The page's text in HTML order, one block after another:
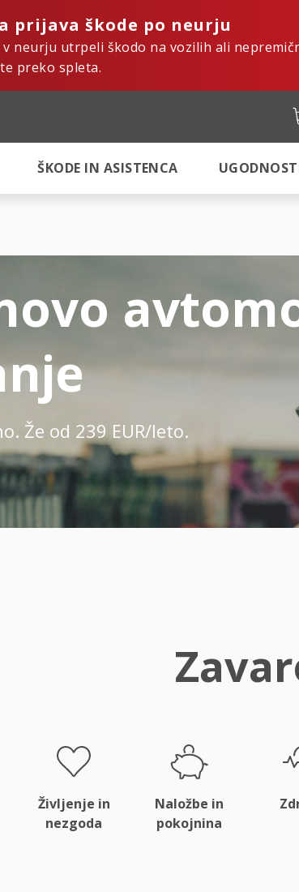
prijava škode po neurju
v neurju utrpeli škodo na vozilih ali
preko spleta.
ŠKODE IN ASISTENCA
Že od 239 EUR/leto.
Življenje in
nezgoda
Naložbe in
pokojnina